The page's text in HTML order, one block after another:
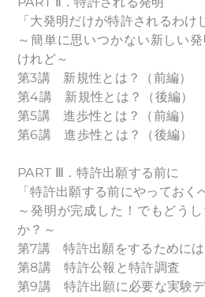
「大発明だけが特許されるわけ
～簡単に思いつかない新しい
けれど～
第3講 新規性とは？（前編）
第4講 新規性とは？（後編）
第5講 進歩性とは？（前編）
第6講 進歩性とは？（後編）
PART Ⅲ．特許出願する前に
「特許出願する前にやっておく
～発明が完成した！でもどう
か？～
第7講 特許出願をするためには
第8講 特許公報と特許調査
第9講 特許出願に必要な実験デ